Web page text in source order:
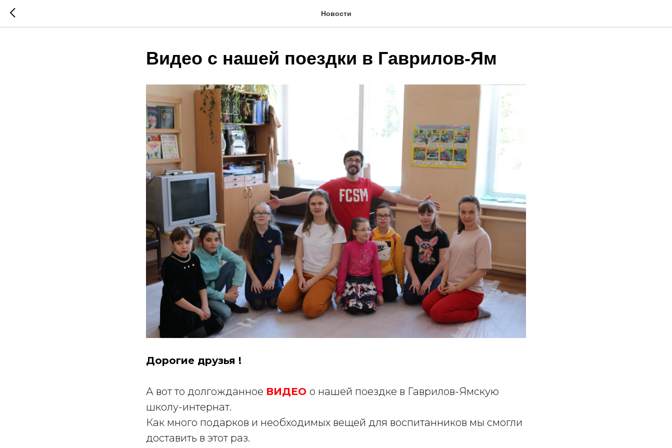
Новости
Видео с нашей поездки в Гаврилов-Ям
Дорогие друзья !
А вот то долгожданное ВИДЕО о нашей поездке в Гаврилов-Ямскую
школу-интернат.
Как много подарков и необходимых вещей для воспитанников мы смогли
доставить в этот раз.